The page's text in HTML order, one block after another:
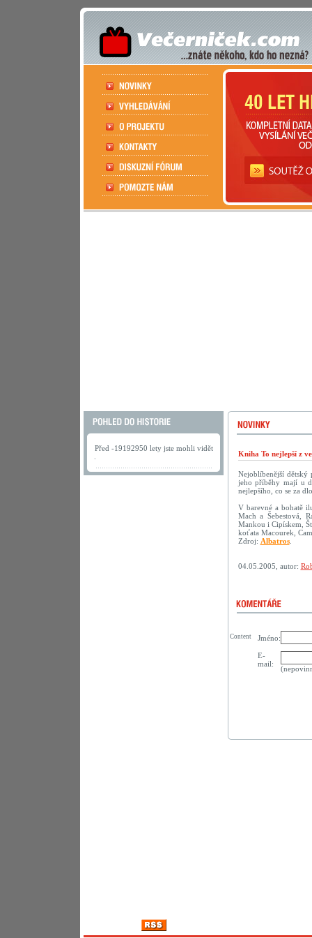
Před -19192950 lety jste mohli vidět
Kniha To nejlepší z
Nejoblíbenější dětský
jeho příběhy mají u
nejlepšího, co se za
V barevné a bohatě
Mach a Šebestová,
Mankou i Cipískem,
koťata Macourek,
Zdroj: Albatros.
04.05.2005, autor:
Jméno:
E-
mail:
Content